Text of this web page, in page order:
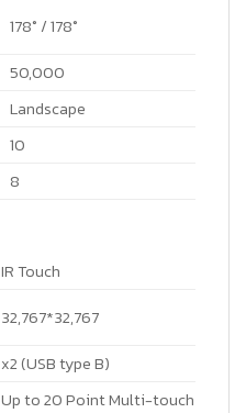
178° / 178°
50,000
Landscape
10
8
IR Touch
32,767*32,767
x2 (USB type B)
Up to 20 Point Multi-touch